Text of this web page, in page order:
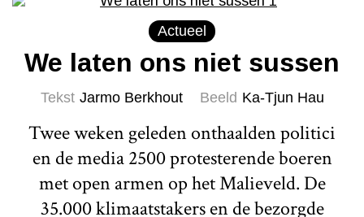
Actueel
We laten ons niet sussen
Tekst Jarmo Berkhout Beeld Ka-Tjun Hau
Twee weken geleden onthaalden politici
en de media 2500 protesterende boeren
met open armen op het Malieveld. De
35.000 klimaatstakers en de bezorgde